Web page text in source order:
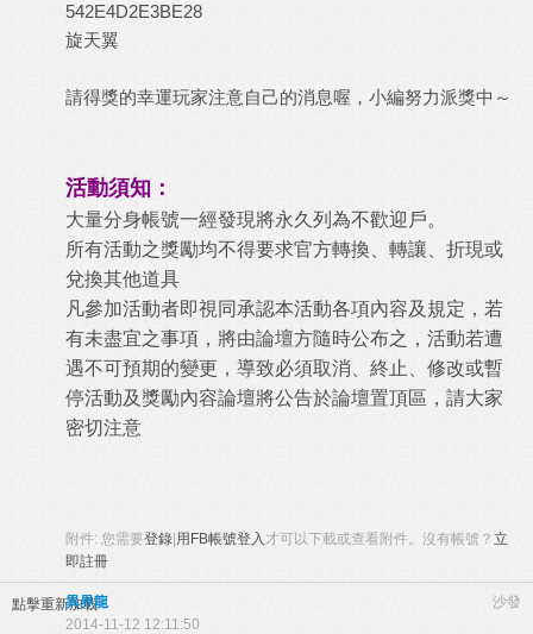
542E4D2E3BE28
旋天翼
請得獎的幸運玩家注意自己的消息喔，小編努力派獎中～
活動須知：
大量分身帳號一經發現將永久列為不歡迎戶。
所有活動之獎勵均不得要求官方轉換、轉讓、折現或
兌換其他道具
凡參加活動者即視同承認本活動各項內容及規定，若
有未盡宜之事項，將由論壇方隨時公布之，活動若遭
遇不可預期的變更，導致必須取消、終止、修改或暫
停活動及獎勵內容論壇將公告於論壇置頂區，請大家
密切注意
附件: 您需要登錄 用FB帳號登入 才可以下載或查看附件。沒有帳號？ 立
即註冊
點擊重新加載 沙發
異界龍
2014-11-12 12:11:50